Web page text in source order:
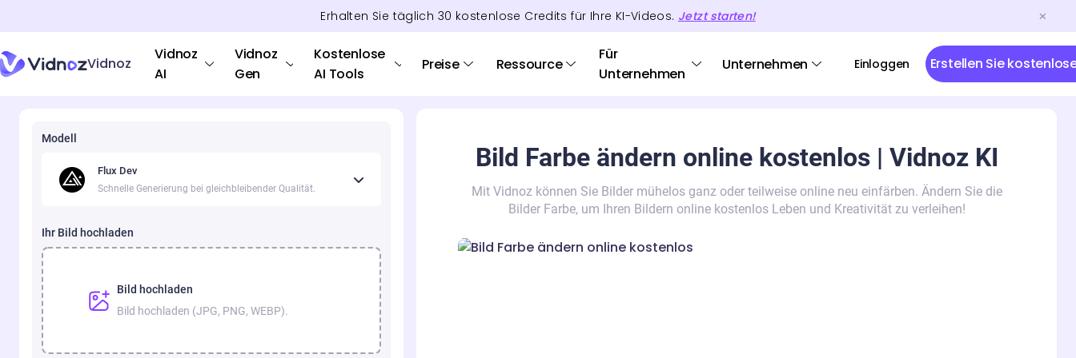
Erhalten Sie täglich 30 kostenlose Credits für Ihre KI-Videos. Jetzt starten!
Vidnoz
Vidnoz
AI
Vidnoz
Gen
Kostenlose
AI Tools
Preise Ressource
Für
Unternehmen
Unternehmen Einloggen Erstellen Sie
Modell
Flux Dev
Schnelle Generierung bei gleichbleibender Qualität.
Ihr Bild hochladen
Bild hochladen
Bild hochladen (JPG, PNG, WEBP).
Bild Farbe ändern online kostenlos | Vidnoz KI
Mit Vidnoz können Sie Bilder mühelos ganz oder teilweise online neu einfärben. Ändern Sie die
Bilder Farbe, um Ihren Bildern online kostenlos Leben und Kreativität zu verleihen!